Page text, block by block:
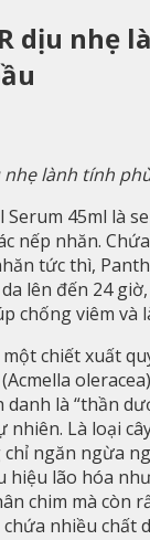
dịu nhẹ
nhẹ lành tính
Serum 45ml là
nếp nhăn.
tức thì,
lên đến 24
chống viêm và
chiết xuất
là “thần
nhiên. Là loại
ngăn ngừa
hiệu lão hóa
chim mà còn
nhiều chất